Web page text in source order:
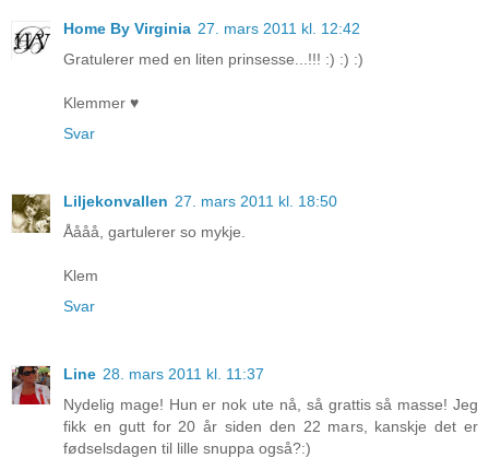
Home By Virginia 27. mars 2011 kl. 12:42
Gratulerer med en liten prinsesse...!!! :) :) :)
Klemmer ♥
Svar
Liljekonvallen 27. mars 2011 kl. 18:50
Åååå, gartulerer so mykje.
Klem
Svar
Line 28. mars 2011 kl. 11:37
Nydelig mage! Hun er nok ute nå, så grattis så masse! Jeg
fikk en gutt for 20 år siden den 22 mars, kanskje det er
fødselsdagen til lille snuppa også?:)